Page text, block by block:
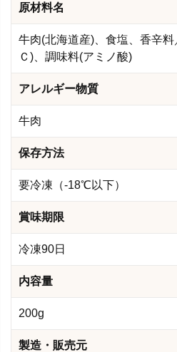
原材料名
牛肉(北海道産)、食塩、香辛
Ｃ)、調味料(アミノ酸)
アレルギー物質
牛肉
保存方法
要冷凍（-18℃以下）
賞味期限
冷凍90日
内容量
200g
製造・販売元